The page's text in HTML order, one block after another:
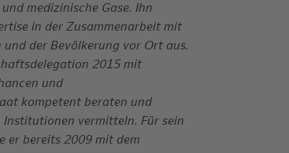
medizinische Gase. Ihn
in der Zusammenarbeit mit
der Bevölkerung vor Ort aus.
2015 mit
und
kompetent beraten und
vermitteln. Für sein
er bereits 2009 mit dem